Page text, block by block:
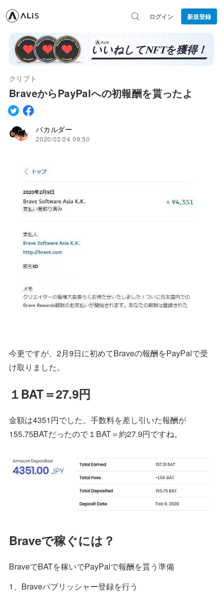
ログイン 新規登録
クリプト
BraveからPayPalへの初報酬を貰ったよ
バカルダー
2020/02/24 09:50
今更ですが、2月9日に初めてBraveの報酬をPayPalで受
け取りました。
１BAT＝27.9円
金額は4351円でした。手数料を差し引いた報酬が
155.75BATだったので１BAT＝約27.9円ですね。
Braveで稼ぐには？
BraveでBATを稼いでPayPalで報酬を貰う準備
1、Braveパブリッシャー登録を行う